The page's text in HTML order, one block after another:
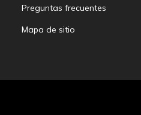
Preguntas frecuentes
Mapa de sitio